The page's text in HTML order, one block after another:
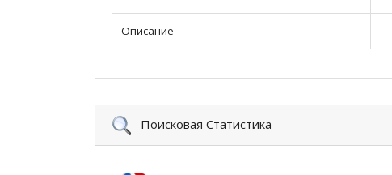
Описание
Поисковая Статистика